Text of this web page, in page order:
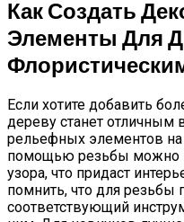
Как Создать
Элементы Для
Если хотите добавить
дереву станет отличным
рельефных элементов
помощью резьбы можно
узора, что придаст
помнить, что для резьбы
соответствующий